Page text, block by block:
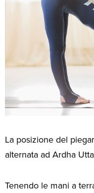
La posizione del
alternata ad Ardha
Tenendo le mani a